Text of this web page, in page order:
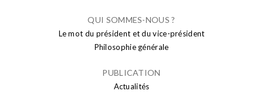
QUI SOMMES-NOUS ?
Le mot du président et du vice-président
Philosophie générale
PUBLICATION
Actualités